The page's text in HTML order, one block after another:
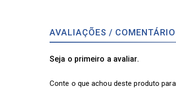
AVALIAÇÕES /
Seja o primeiro a avaliar.
Conte o que achou deste produto